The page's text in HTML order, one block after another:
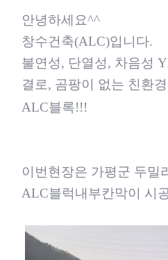
안녕하세요^^
창수건축(ALC)입니다.
불연성, 단열성, 차음성
결로, 곰팡이 없는 친환
ALC블록!!!
이번현장은 가평군 두밀
ALC블럭내부칸막이 시